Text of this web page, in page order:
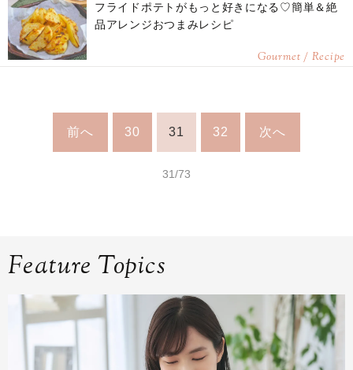
フライドポテトがもっと好きになる♡簡単＆絶
品アレンジおつまみレシピ
Gourmet / Recipe
前へ 30 31 32 次へ
31/73
Feature Topics